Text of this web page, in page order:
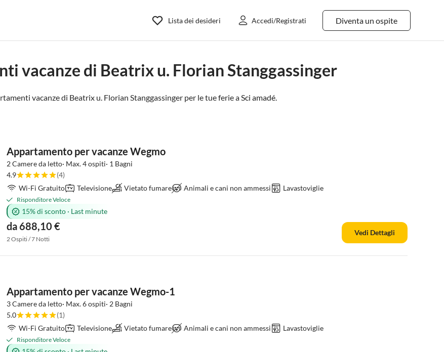
Diventa un ospite
Lista dei desideri Accedi/Registrati
vacanze di Beatrix u. Florian Stanggassinger
vacanze di Beatrix u. Florian Stanggassinger per le tue ferie aSci amadé.
Appartamento per vacanze Wegmo
2 Camere da letto· Max. 4 ospiti· 1 Bagni
4.9
(4)
Wi-Fi Gratuito
Televisione Vietato fumare Animali e cani non ammessi Lavastoviglie
Risponditore Veloce
15% di sconto · Last minute
da 688,10 €
2 Ospiti / 7 Notti
Vedi Dettagli
Appartamento per vacanze Wegmo-1
3 Camere da letto· Max. 6 ospiti· 2 Bagni
5.0
(1)
Wi-Fi Gratuito
Televisione Vietato fumare Animali e cani non ammessi Lavastoviglie
Risponditore Veloce